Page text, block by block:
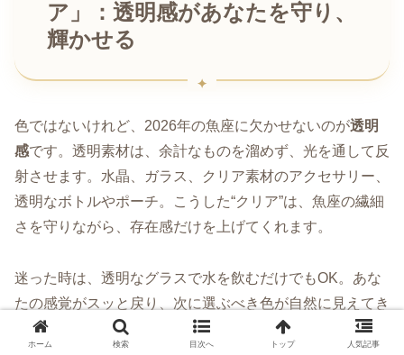
ア」：透明感があなたを守り、
輝かせる
色ではないけれど、2026年の魚座に欠かせないのが透明
感です。透明素材は、余計なものを溜めず、光を通して反
射させます。水晶、ガラス、クリア素材のアクセサリー、
透明なボトルやポーチ。こうした“クリア”は、魚座の繊細
さを守りながら、存在感だけを上げてくれます。
迷った時は、透明なグラスで水を飲むだけでもOK。あな
たの感覚がスッと戻り、次に選ぶべき色が自然に見えてき
ます。
ホーム 検索 目次へ トップ 人気記事